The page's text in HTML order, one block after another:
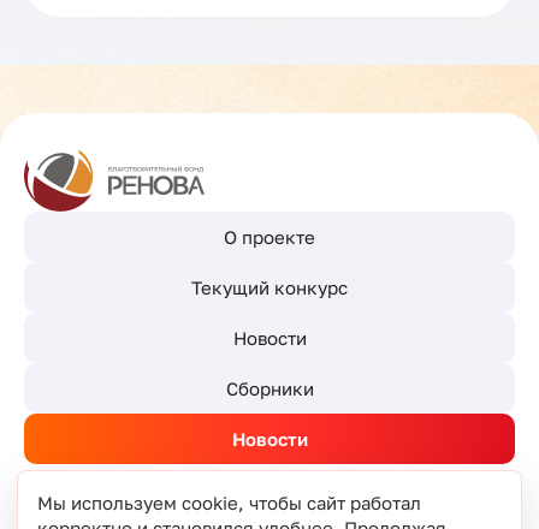
О проекте
Текущий конкурс
Новости
Сборники
Новости
Мы используем cookie, чтобы сайт работал